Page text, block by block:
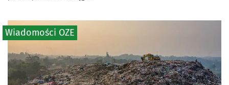
Wiadomości OZE